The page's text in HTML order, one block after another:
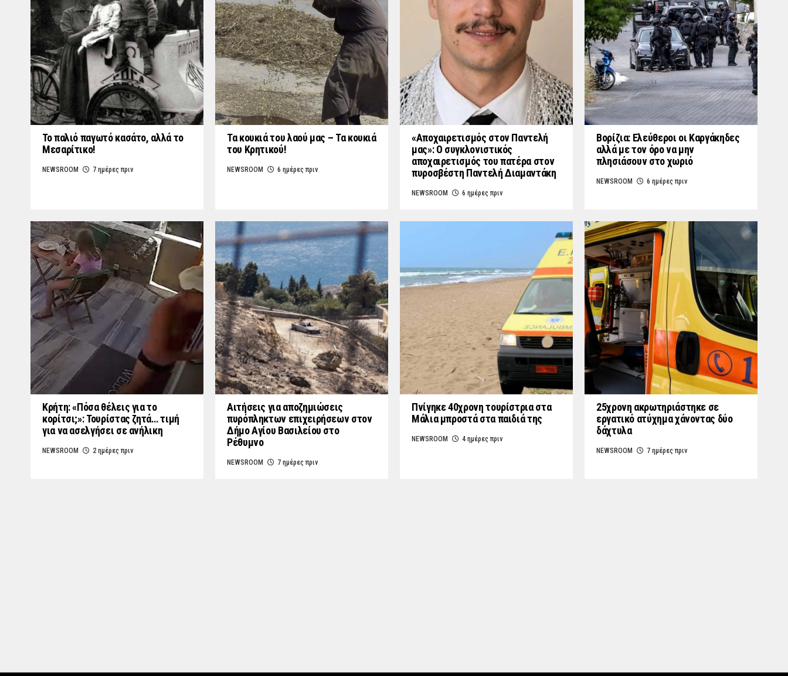
Το παλιό παγωτό κασάτο, αλλά το
Μεσαρίτικο!
NEWSROOM 7 ημέρες πριν
Τα κουκιά του λαού μας – Τα κουκιά
του Κρητικού!
NEWSROOM 6 ημέρες πριν
«Aποχαιρετισμός στον Παντελή
μας»: Ο συγκλονιστικός
αποχαιρετισμός του πατέρα στον
πυροσβέστη Παντελή Διαμαντάκη
NEWSROOM 6 ημέρες πριν
Βορίζια: Ελεύθεροι οι Καργάκηδες
αλλά με τον όρο να μην
πλησιάσουν στο χωριό
NEWSROOM 6 ημέρες πριν
Κρήτη: «Πόσα θέλεις για το
κορίτσι;»: Τουρίστας ζητά… τιμή
για να ασελγήσει σε ανήλικη
NEWSROOM 2 ημέρες πριν
Αιτήσεις για αποζημιώσεις
πυρόπληκτων επιχειρήσεων στον
Δήμο Αγίου Βασιλείου στο
Ρέθυμνο
NEWSROOM 7 ημέρες πριν
Πνίγηκε 40χρονη τουρίστρια στα
Μάλια μπροστά στα παιδιά της
NEWSROOM 4 ημέρες πριν
25χρονη ακρωτηριάστηκε σε
εργατικό ατύχημα χάνοντας δύο
δάχτυλα
NEWSROOM 7 ημέρες πριν